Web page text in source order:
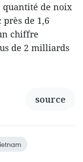
quantité de noix
près de 1,6
chiffre
de 2 milliards
source